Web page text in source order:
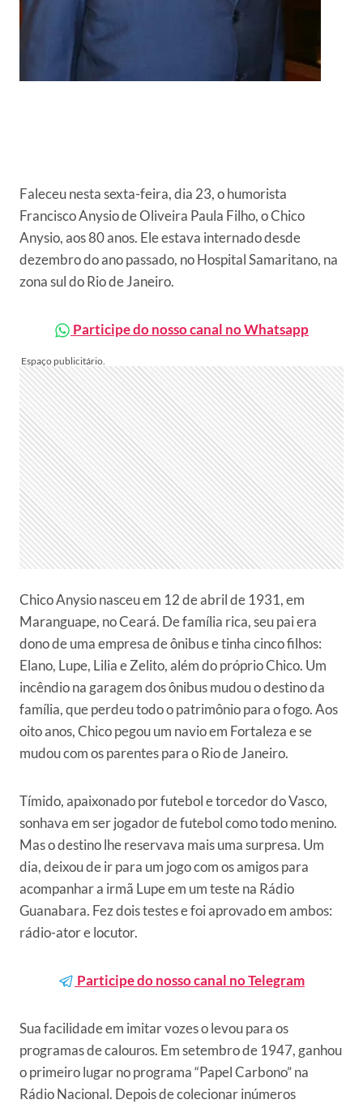
Faleceu nesta sexta-feira, dia 23, o humorista
Francisco Anysio de Oliveira Paula Filho, o Chico
Anysio, aos 80 anos. Ele estava internado desde
dezembro do ano passado, no Hospital Samaritano, na
zona sul do Rio de Janeiro.
Participe do nosso canal no Whatsapp
Chico Anysio nasceu em 12 de abril de 1931, em
Maranguape, no Ceará. De família rica, seu pai era
dono de uma empresa de ônibus e tinha cinco filhos:
Elano, Lupe, Lilia e Zelito, além do próprio Chico. Um
incêndio na garagem dos ônibus mudou o destino da
família, que perdeu todo o patrimônio para o fogo. Aos
oito anos, Chico pegou um navio em Fortaleza e se
mudou com os parentes para o Rio de Janeiro.
Tímido, apaixonado por futebol e torcedor do Vasco,
sonhava em ser jogador de futebol como todo menino.
Mas o destino lhe reservava mais uma surpresa. Um
dia, deixou de ir para um jogo com os amigos para
acompanhar a irmã Lupe em um teste na Rádio
Guanabara. Fez dois testes e foi aprovado em ambos:
rádio-ator e locutor.
Participe do nosso canal no Telegram
Sua facilidade em imitar vozes o levou para os
programas de calouros. Em setembro de 1947, ganhou
o primeiro lugar no programa “Papel Carbono” na
Rádio Nacional. Depois de colecionar inúmeros